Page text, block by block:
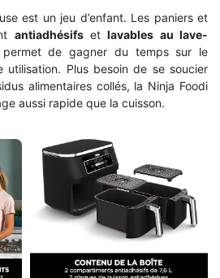
est un jeu d’enfant. Les paniers et
antiadhésifsetlavables au lave-
de gagner du temps sur le
utilisation. Plus besoin de se soucier
alimentaires collés, la Ninja Foodi
aussi rapide que la cuisson.